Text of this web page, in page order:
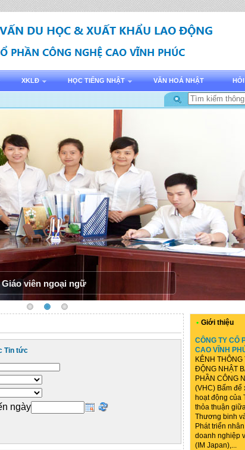
XKLĐ HỌC TIẾNG NHẬT VĂN HOÁ NHẬT
Giáo viên ngoại ngữ
Tin tức
ngày
• Giới thiệu
CÔNG TY CỔ
CAO VĨNH
KÊNH
ĐỘNG NHẬT
PHẦN CÔNG
(VHC) Bấm để
hoạt động của
thỏa thuận
Thương binh
Phát triển
doanh nghiệp
(IM Japan),...